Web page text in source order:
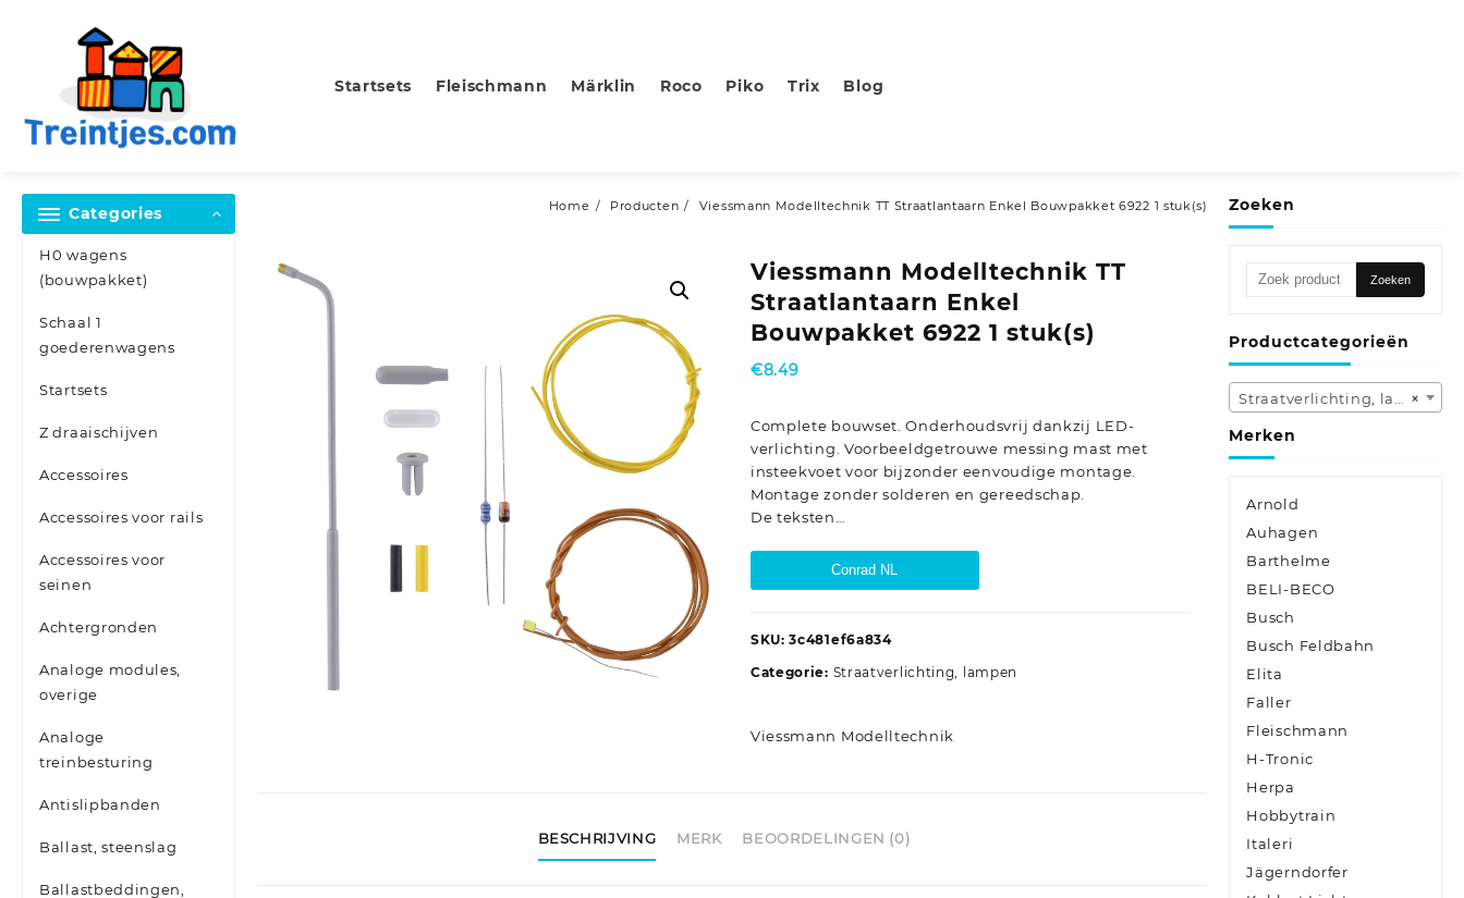
Startsets Fleischmann Märklin Roco Piko Trix Blog
Categories
H0 wagens
(bouwpakket)
Schaal 1
goederenwagens
Startsets
Z draaischijven
Accessoires
Accessoires voor rails
Accessoires voor
seinen
Achtergronden
Analoge modules,
overige
Analoge
treinbesturing
Antislipbanden
Ballast, steenslag
Ballastbeddingen,
Home Producten Viessmann Modelltechnik TT Straatlantaarn Enkel Bouwpakket 6922 1 stuk(s)
Viessmann Modelltechnik TT
Straatlantaarn Enkel
Bouwpakket 6922 1 stuk(s)
€8.49
Complete bouwset. Onderhoudsvrij dankzij LED-
verlichting. Voorbeeldgetrouwe messing mast met
insteekvoet voor bijzonder eenvoudige montage.
Montage zonder solderen en gereedschap.
De teksten…
Conrad NL
SKU:3c481ef6a834
Categorie: Straatverlichting, lampen
Viessmann Modelltechnik
BESCHRIJVING MERK BEOORDELINGEN (0)
Zoeken
Zoeken
Zoeken
Productcategorieën
×
Straatverlichting, lampen (146)
Merken
Arnold
Auhagen
Barthelme
BELI-BECO
Busch
Busch Feldbahn
Elita
Faller
Fleischmann
H-Tronic
Herpa
Hobbytrain
Italeri
Jägerndorfer